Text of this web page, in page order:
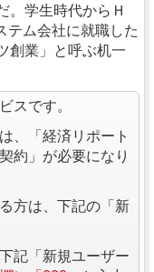
。学生時代からＨ
テム会社に就職した
創業」と呼ぶ机一
スです。
、「経済リポート
約」が必要になり
方は、下記の「新
記「新規ユーザー